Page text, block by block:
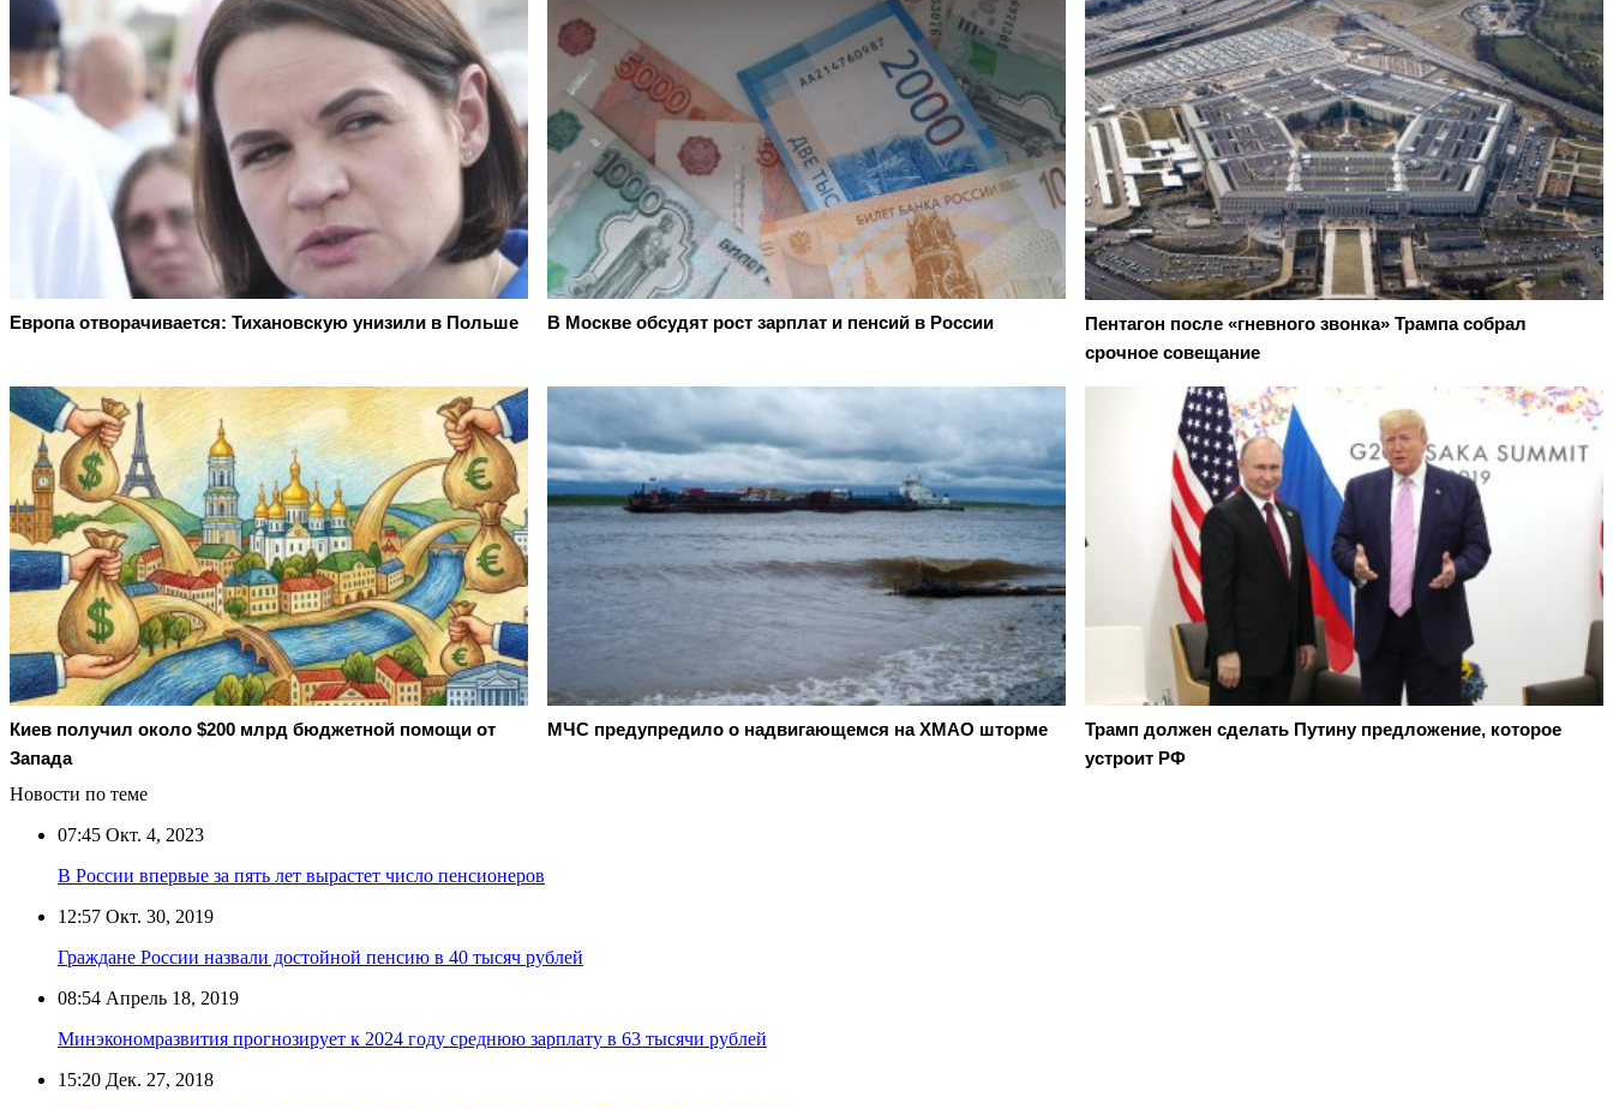
Европа отворачивается: Тихановскую унизили в Польше В Москве обсудят рост зарплат и пенсий в России
Пентагон после «гневного звонка» Трампа собрал
срочное совещание
Киев получил около $200 млрд бюджетной помощи от
Запада
МЧС предупредило о надвигающемся на ХМАО шторме
Трамп должен сделать Путину предложение, которое
устроит РФ
Новости по теме
07:45 Окт. 4, 2023
В России впервые за пять лет вырастет число пенсионеров
12:57 Окт. 30, 2019
Граждане России назвали достойной пенсию в 40 тысяч рублей
08:54 Апрель 18, 2019
Минэкономразвития прогнозирует к 2024 году среднюю зарплату в 63 тысячи рублей
15:20 Дек. 27, 2018